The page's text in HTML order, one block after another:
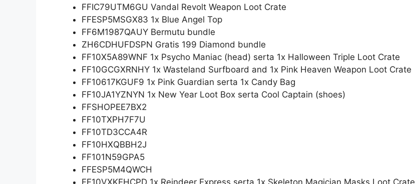
FFIC79UTM6GU Vandal Revolt Weapon Loot Crate
FFESP5MSGX83 1x Blue Angel Top
FF6M1987QAUY Bermutu bundle
ZH6CDHUFDSPN Gratis 199 Diamond bundle
FF10X5A89WNF 1x Psycho Maniac (head) serta 1x Halloween Triple Loot Crate
FF10GCGXRNHY 1x Wasteland Surfboard and 1x Pink Heaven Weapon Loot Crate
FF10617KGUF9 1x Pink Guardian serta 1x Candy Bag
FF10JA1YZNYN 1x New Year Loot Box serta Cool Captain (shoes)
FFSHOPEE7BX2
FF10TXPH7F7U
FF10TD3CCA4R
FF10HXQBBH2J
FF101N59GPA5
FFESP5M4QWCH
FF10VXKEHCPD 1x Reindeer Express serta 1x Skeleton Magician Masks Loot Crate